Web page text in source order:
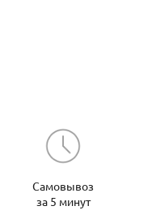
Самовывоз
за 5 минут